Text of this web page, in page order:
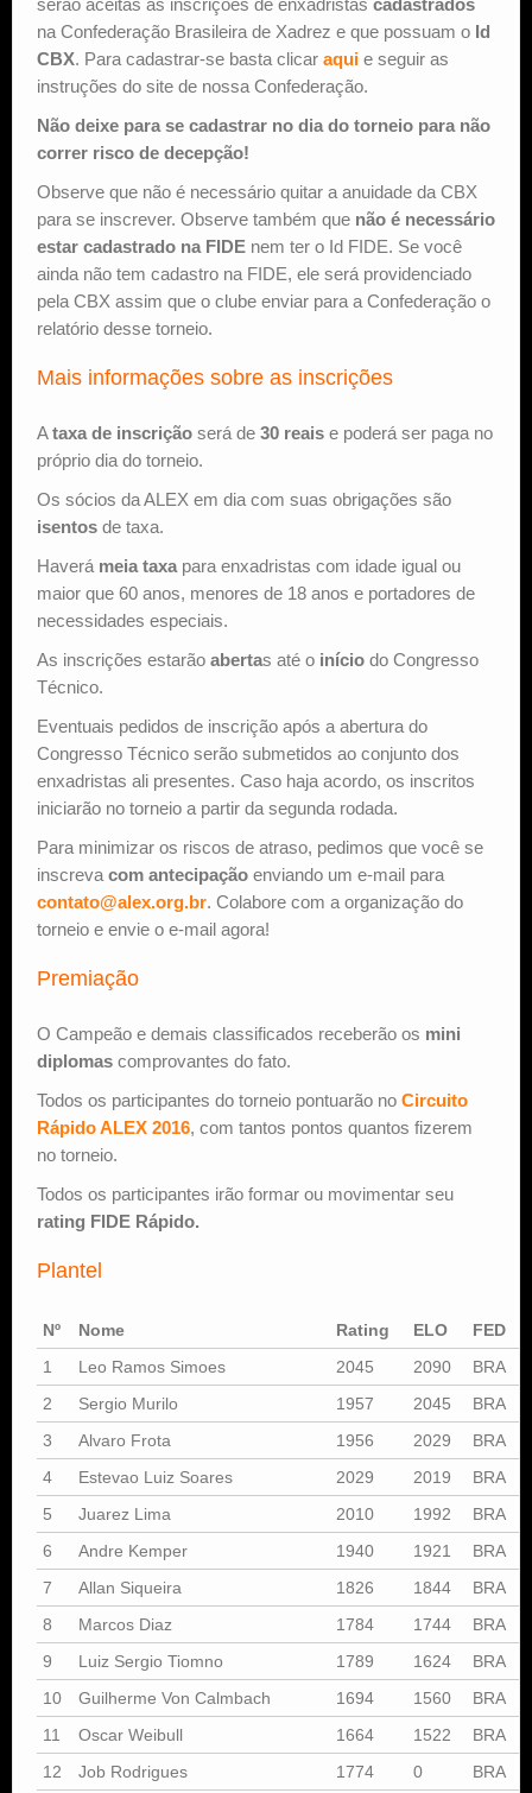
na Confederação Brasileira de Xadrez e que possuam o Id
CBX. Para cadastrar-se basta clicar aqui e seguir as
instruções do site de nossa Confederação.
Não deixe para se cadastrar no dia do torneio para não
correr risco de decepção!
Observe que não é necessário quitar a anuidade da CBX
para se inscrever. Observe também que não é necessário
estar cadastrado na FIDE nem ter o Id FIDE. Se você
ainda não tem cadastro na FIDE, ele será providenciado
pela CBX assim que o clube enviar para a Confederação o
relatório desse torneio.
Mais informações sobre as inscrições
Ataxa de inscrição será de 30 reais e poderá ser paga no
próprio dia do torneio.
Os sócios da ALEX em dia com suas obrigações são
isentos de taxa.
Haverá meia taxa para enxadristas com idade igual ou
maior que 60 anos, menores de 18 anos e portadores de
necessidades especiais.
As inscrições estarão abertas até o início do Congresso
Técnico.
Eventuais pedidos de inscrição após a abertura do
Congresso Técnico serão submetidos ao conjunto dos
enxadristas ali presentes. Caso haja acordo, os inscritos
iniciarão no torneio a partir da segunda rodada.
Para minimizar os riscos de atraso, pedimos que você se
inscreva com antecipação enviando um e-mail para
contato@alex.org.br. Colabore com a organização do
torneio e envie o e-mail agora!
Premiação
O Campeão e demais classificados receberão os mini
diplomas comprovantes do fato.
Todos os participantes do torneio pontuarão no Circuito
Rápido ALEX 2016, com tantos pontos quantos fizerem
no torneio.
Todos os participantes irão formar ou movimentar seu
rating FIDE Rápido.
Plantel
Nº Nome Rating ELO FED
1
Leo Ramos Simoes 2045 2090 BRA
2
Sergio Murilo 1957 2045 BRA
3
Alvaro Frota 1956 2029 BRA
4
Estevao Luiz Soares 2029 2019 BRA
5
Juarez Lima 2010 1992 BRA
6
Andre Kemper 1940 1921 BRA
7
Allan Siqueira 1826 1844 BRA
8
Marcos Diaz 1784 1744 BRA
9
Luiz Sergio Tiomno 1789 1624 BRA
10
Guilherme Von Calmbach 1694 1560 BRA
11
Oscar Weibull 1664 1522 BRA
12
Job Rodrigues 1774 0 BRA